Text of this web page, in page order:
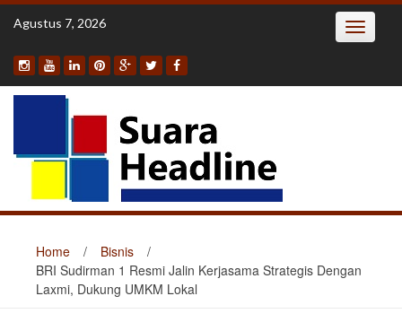
Skip
Agustus 7, 2026 Toggle
Home / Bisnis
/
BRI Sudirman 1 Resmi Jalin Kerjasama Strategis Dengan
Laxmi, Dukung UMKM Lokal